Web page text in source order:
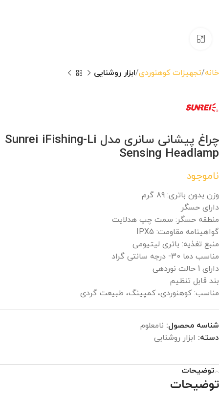
خانه تجهیزات کوهنوردی ابزار روشنایی
چراغ پیشانی سانری مدل Sunrei iFishing-Li
Sensing Headlamp
ناموجود
وزن بدون باتری: 89 گرم
دارای حسگر
منطقه حسگر: سمت چپ هدلایت
گواهینامه مقاومت: IPX5
منبع تغذیه: باتری لیتیومی
مناسب دما 30- درجه سانتی گراد
دارای 1 حالت نوردهی
بند قابل تنظیم
مناسب: کوهنوردی، کمپینگ، طبیعت گردی
شناسه محصول: نامعلوم
دسته: ابزار روشنایی
توضیحات
توضیحات